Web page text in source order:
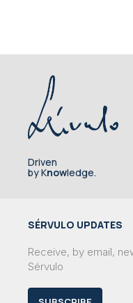
Driven
by Knowledge.
SÉRVULO UPDATES
Receive, by email,
Sérvulo